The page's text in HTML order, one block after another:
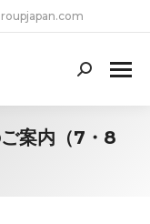
Search:
案内（7・8